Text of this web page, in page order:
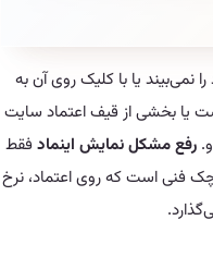
با کلیک روی آن به
قیف اعتماد سایت
نمایش اینمادفقط
روی اعتماد، نرخ